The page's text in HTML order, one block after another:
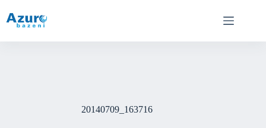
content
20140709_163716